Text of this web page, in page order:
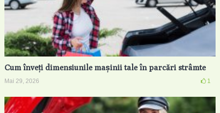
Cum înveți dimensiunile mașinii tale în parcări strâmte
Mai 29, 2026 1